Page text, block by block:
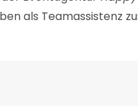
als Teamassistenz